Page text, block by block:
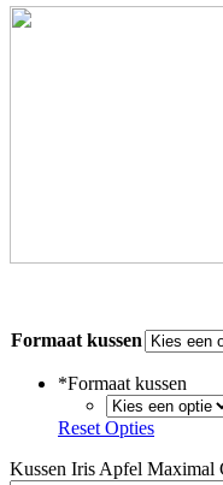
Formaat kussen
*Formaat kussen
Reset Opties
Kussen Iris Apfel Maximal